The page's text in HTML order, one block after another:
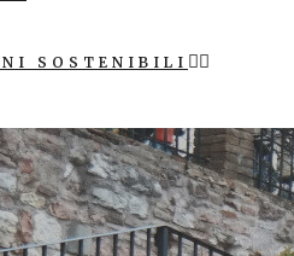
SOSTENIBILI
COMUNE SOSTENIBILE
THE ROAD